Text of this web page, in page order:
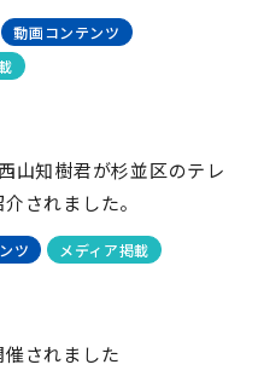
動画コンテンツ
山知樹君が杉並区のテレ
されました。
ツ メディア掲載
されました